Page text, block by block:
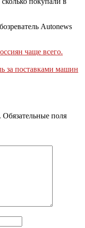
Autonews
чаще всего.
за поставками машин
Обязательные поля